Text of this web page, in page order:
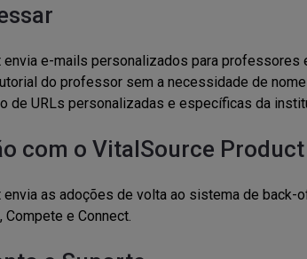
envia e-mails personalizados para
do professor sem a necessidade de
de URLs personalizadas e específicas da
com o VitalSource
envia as adoções de volta ao sistema de
Compete e Connect.